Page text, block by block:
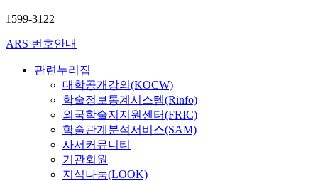
1599-3122
ARS 번호안내
관련누리집
대학공개강의(KOCW)
학술정보통계시스템(Rinfo)
외국학술지지원센터(FRIC)
학술관계분석서비스(SAM)
사서커뮤니티
기관회원
지식나눔(LOOK)